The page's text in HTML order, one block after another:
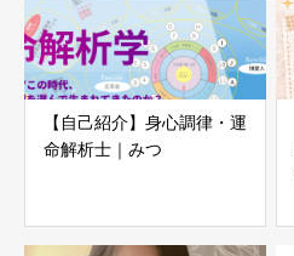
【自己紹介】身心調律・運
命解析士｜みつ